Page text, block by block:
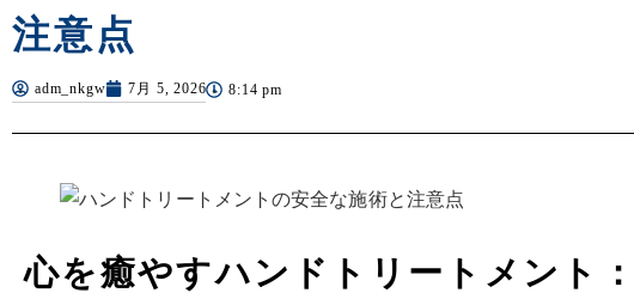
注意点
adm_nkgw 7月 5, 2026 8:14 pm
心を癒やすハンドトリートメント